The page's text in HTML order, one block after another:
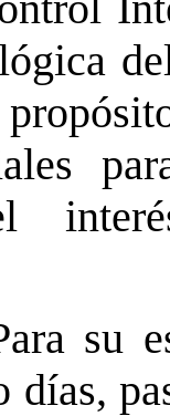
su
días,